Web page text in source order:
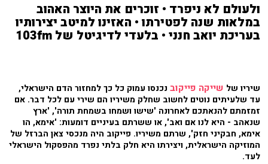
ולעולם לא ניפרד • זוכרים את היוצר האהוב
במלאות שנה לפטירתו • האזינו למיטב יצירותיו
בעריכת יואב חנני • בלעדי לדיגיטל של 103fm
שיריו של שייקה פייקוב נכנסו עמוק כל כך למחזור הדם הישראלי,
עד שלעיתים נוטים לחשוב שחלק משיריו הם שירי עם לכל דבר. אם
זמזמתם להנאתכם לאחרונה 'שישו ושמחו בשמחת תורה', 'ארץ
שנאהב - היא לנו אם ואב', או ששרתם בעיניים דומעות: 'אימא, הו
אימא, חבקיני חזק', שרתם משיריו. פייקוב היה מנכסי צאן הברזל של
המוזיקה הישראלית, ויצירתו היא חלק בלתי נפרד מהפסקול הישראלי
לעד.